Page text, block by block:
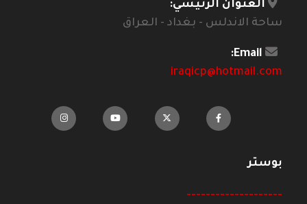
العنوان الرئيسي:
ساحة الاندلس - بغداد - العراق
Email:
iraqicp@hotmail.com
بوستر
--------------------